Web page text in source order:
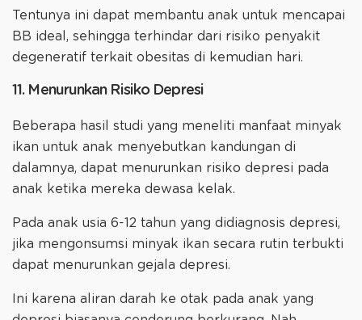
Tentunya ini dapat membantu anak untuk mencapai
BB ideal, sehingga terhindar dari risiko penyakit
degeneratif terkait obesitas di kemudian hari.
11. Menurunkan Risiko Depresi
Beberapa hasil studi yang meneliti manfaat minyak
ikan untuk anak menyebutkan kandungan di
dalamnya, dapat menurunkan risiko depresi pada
anak ketika mereka dewasa kelak.
Pada anak usia 6-12 tahun yang didiagnosis depresi,
jika mengonsumsi minyak ikan secara rutin terbukti
dapat menurunkan gejala depresi.
Ini karena aliran darah ke otak pada anak yang